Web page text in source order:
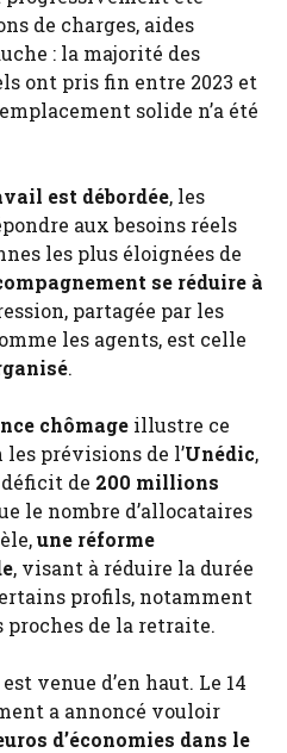
de charges, aides
: la majorité des
ont pris fin entre 2023 et
solide n’a été
est débordée, les
aux besoins réels
les plus éloignées de
se réduire à
partagée par les
les agents, est celle
.
chômage illustre ce
prévisions de l’Unédic,
de 200 millions
le nombre d’allocataires
une réforme
, visant à réduire la durée
profils, notamment
proches de la retraite.
venue d’en haut. Le 14
a annoncé vouloir
d’économies dans le